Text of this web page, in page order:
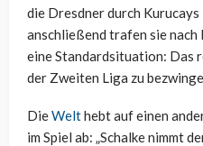
die Dresdner durch
anschließend trafen sie nach
eine Standardsituation: Das
der Zweiten Liga zu
DieWelthebt auf einen
im Spiel ab: „Schalke nimmt